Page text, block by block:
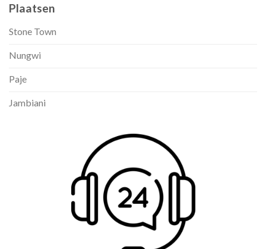
Plaatsen
Stone Town
Nungwi
Paje
Jambiani